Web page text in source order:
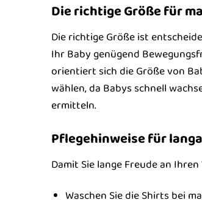
Die richtige Größe für
Die richtige Größe ist
Ihr Baby genügend
orientiert sich die Größe von
wählen, da Babys schnell
ermitteln.
Pflegehinweise für
Damit Sie lange Freude an
Waschen Sie die Shirts bei